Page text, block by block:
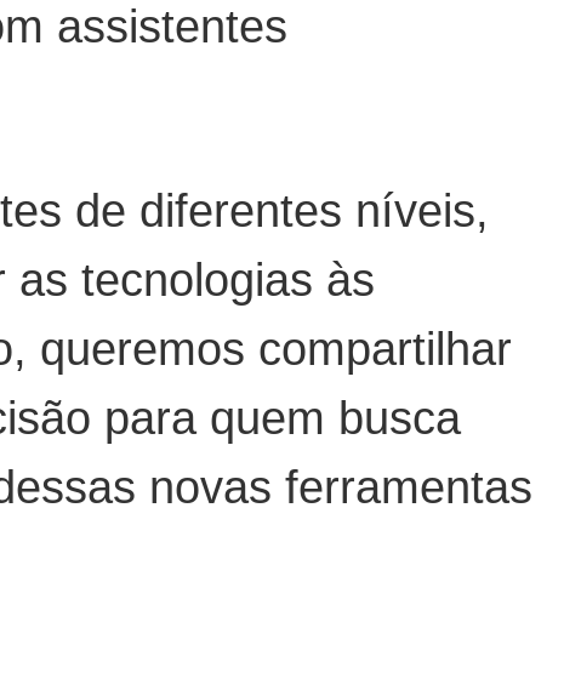
assistentes
de diferentes níveis,
tecnologias às
queremos compartilhar
para quem busca
novas ferramentas